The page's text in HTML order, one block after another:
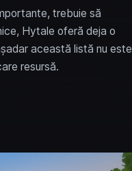
trebuie să
Hytale oferă deja o
această listă nu este
resursă.